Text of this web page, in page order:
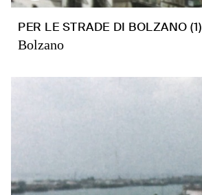
PER LE STRADE DI BOLZANO (1)
Bolzano